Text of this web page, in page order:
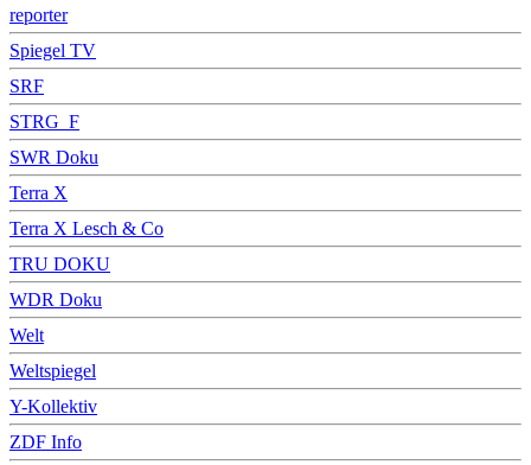
reporter
Spiegel TV
SRF
STRG_F
SWR Doku
Terra X
Terra X Lesch & Co
TRU DOKU
WDR Doku
Welt
Weltspiegel
Y-Kollektiv
ZDF Info